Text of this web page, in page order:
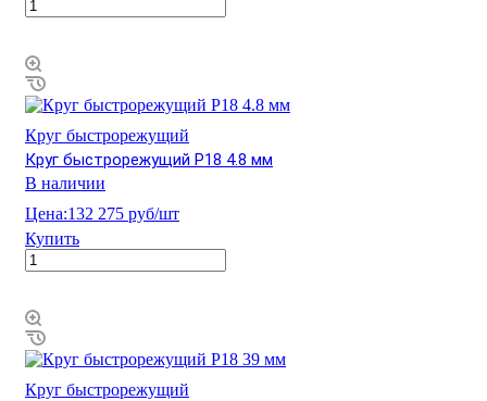
Круг быстрорежущий
Круг быстрорежущий Р18 4.8 мм
В наличии
Цена:132 275 руб/шт
Купить
Круг быстрорежущий